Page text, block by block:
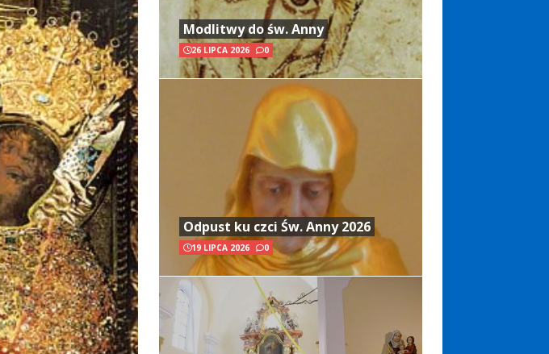
Modlitwy do św. Anny
26 LIPCA 2026 0
Odpust ku czci Św. Anny 2026
19 LIPCA 2026 0